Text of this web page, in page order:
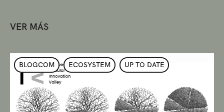
VER MÁS
BLOGCOM ECOSYSTEM UP TO DATE